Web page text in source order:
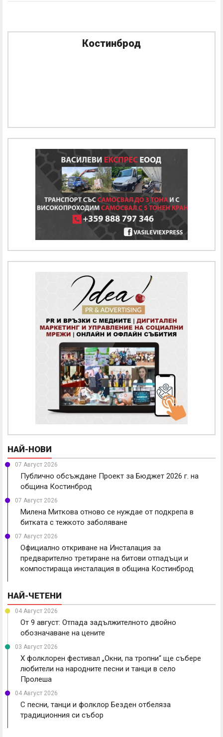
Костинброд
НАЙ-НОВИ
07 Август 2026
Публично обсъждане Проект за Бюджет 2026 г. на
община Костинброд
07 Август 2026
Милена Миткова отново се нуждае от подкрепа в
битката с тежкото заболяване
07 Август 2026
Официално откриване на Инсталация за
предварително третиране на битови отпадъци и
компостираща инсталация в община Костинброд
НАЙ-ЧЕТЕНИ
04 Август 2026
От 9 август: Отпада задължителното двойно
обозначаване на цените
03 Август 2026
X фолклорен фестивал „Окни, па тропни“ ще събере
любители на народните песни и танци в село
Пролеша
04 Август 2026
С песни, танци и фолклор Безден отбеляза
традиционния си събор